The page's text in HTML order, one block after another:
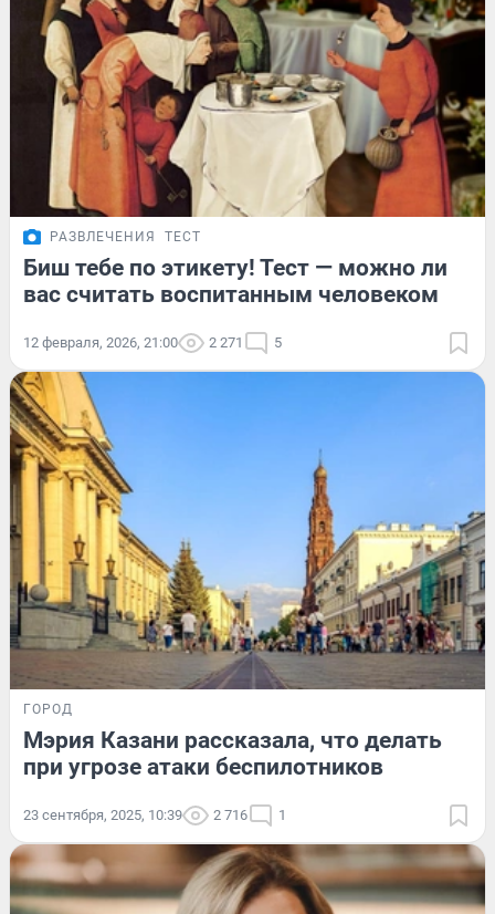
РАЗВЛЕЧЕНИЯ ТЕСТ
Биш тебе по этикету! Тест — можно ли
вас считать воспитанным человеком
12 февраля, 2026, 21:00 2 271 5
ГОРОД
Мэрия Казани рассказала, что делать
при угрозе атаки беспилотников
23 сентября, 2025, 10:39 2 716 1